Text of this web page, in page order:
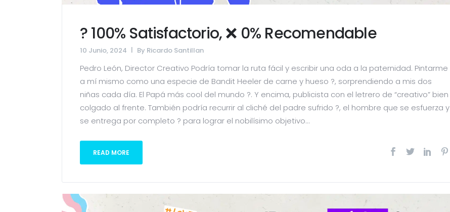
? 100% Satisfactorio, ❌ 0% Recomendable
10 Junio, 2024 By Ricardo Santillan
Pedro León, Director Creativo Podría tomar la ruta fácil y escribir una oda a la paternidad. Pintarme
a mí mismo como una especie de Bandit Heeler de carne y hueso ?, sorprendiendo a mis dos
niñas cada día. El Papá más cool del mundo ?. Y encima, publicista con el letrero de “creativo” bien
colgado al frente. También podría recurrir al cliché del padre sufrido ?, el hombre que se esfuerza y
se entrega por completo ? para lograr el nobilísimo objetivo...
READ MORE